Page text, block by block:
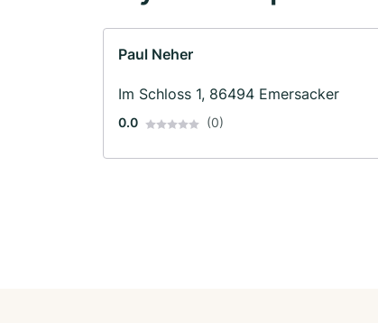
Paul Neher
Im Schloss 1, 86494 Emersacker
0.0 (0)